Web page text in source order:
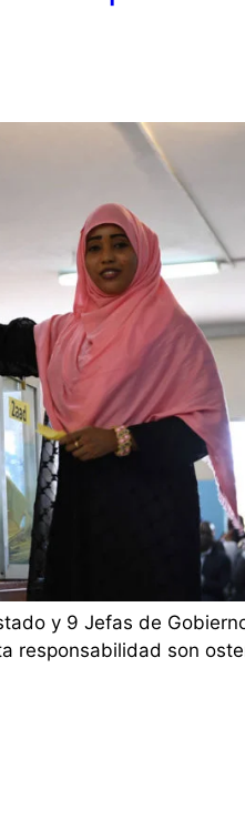
y 9 Jefas de
responsabilidad son